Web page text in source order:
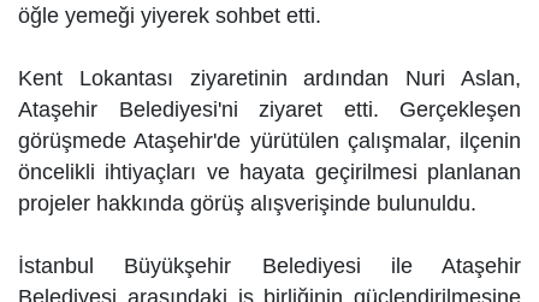
öğle yemeği yiyerek sohbet etti.
Kent Lokantası ziyaretinin ardından Nuri Aslan,
Ataşehir Belediyesi'ni ziyaret etti. Gerçekleşen
görüşmede Ataşehir'de yürütülen çalışmalar, ilçenin
öncelikli ihtiyaçları ve hayata geçirilmesi planlanan
projeler hakkında görüş alışverişinde bulunuldu.
İstanbul Büyükşehir Belediyesi ile Ataşehir